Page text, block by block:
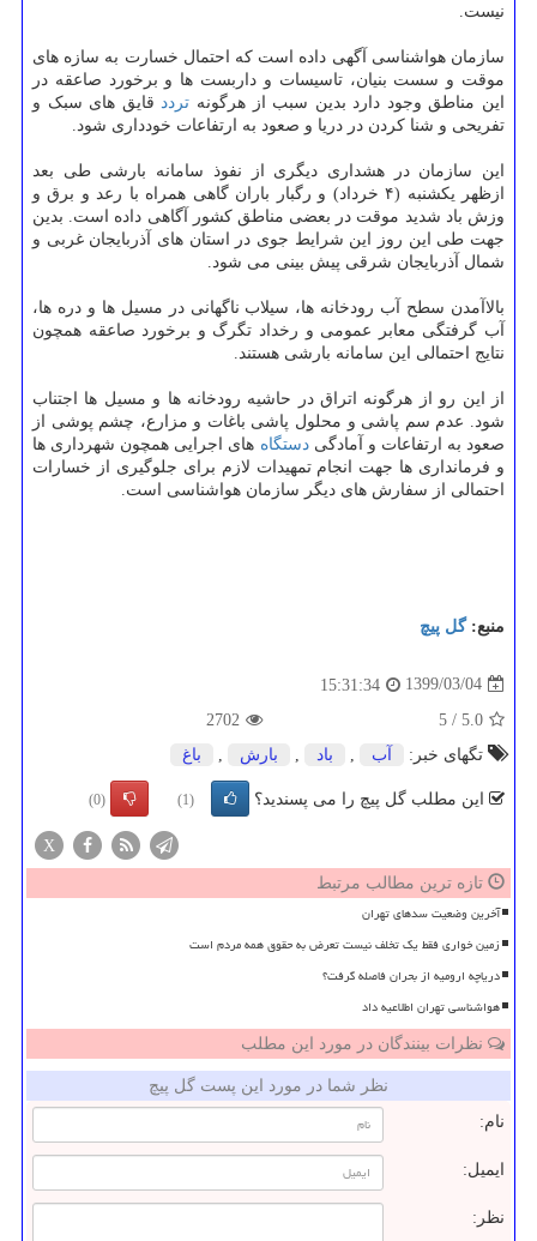
نیست.
سازمان هواشناسی آگهی داده است که احتمال خسارت به سازه های
موقت و سست بنیان، تاسیسات و داربست ها و برخورد صاعقه در
این مناطق وجود دارد بدین سبب از هرگونه ترددقایق های سبک و
تفریحی و شنا کردن در دریا و صعود به ارتفاعات خودداری شود.
این سازمان در هشداری دیگری از نفوذ سامانه بارشی طی بعد
ازظهر یکشنبه (۴ خرداد) و رگبار باران گاهی همراه با رعد و برق و
وزش باد شدید موقت در بعضی مناطق کشور آگاهی داده است. بدین
جهت طی این روز این شرایط جوی در استان های آذربایجان غربی و
شمال آذربایجان شرقی پیش بینی می شود.
بالاآمدن سطح آب رودخانه ها، سیلاب ناگهانی در مسیل ها و دره ها،
آب گرفتگی معابر عمومی و رخداد تگرگ و برخورد صاعقه همچون
نتایج احتمالی این سامانه بارشی هستند.
از این رو از هرگونه اتراق در حاشیه رودخانه ها و مسیل ها اجتناب
شود. عدم سم پاشی و محلول پاشی باغات و مزارع، چشم پوشی از
صعود به ارتفاعات و آمادگیدستگاه های اجرایی همچون شهرداری ها
و فرمانداری ها جهت انجام تمهیدات لازم برای جلوگیری از خسارات
احتمالی از سفارش های دیگر سازمان هواشناسی است.
منبع:گل پیچ
1399/03/04
15:31:34
5.0
/
5
2702
تگهای خبر:
آب , باد , بارش , باغ
این مطلب گل پیچ را می پسندید؟ (1)
(0)
X
تازه ترین مطالب مرتبط
آخرین وضعیت سدهای تهران
زمین خواری فقط یک تخلف نیست تعرض به حقوق همه مردم است
دریاچه ارومیه از بحران فاصله گرفت؟
هواشناسی تهران اطلاعیه داد
نظرات بینندگان در مورد این مطلب
نظر شما در مورد این پست گل پیچ
نام:
ایمیل:
نظر: